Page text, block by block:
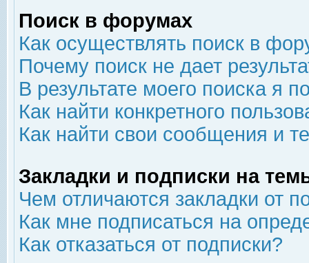
Поиск в форумах
Как осуществлять поиск в
Почему поиск не дает
В результате моего поиска я
Как найти конкретного
Как найти свои сообщения и
Закладки и подписки на
Чем отличаются закладки от
Как мне подписаться на
Как отказаться от подписки?